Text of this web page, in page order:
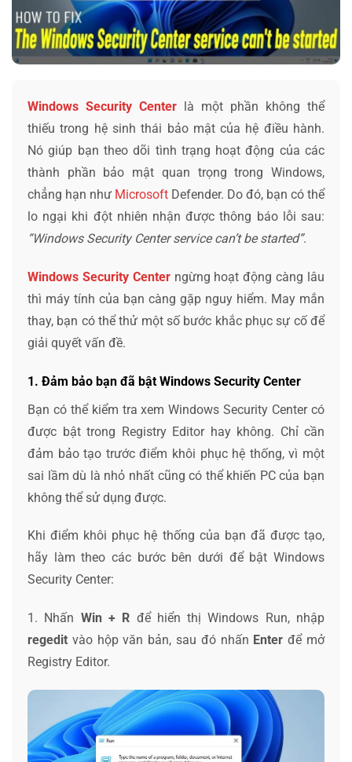
Windows Security Center là một phần không thể
thiếu trong hệ sinh thái bảo mật của hệ điều hành.
Nó giúp bạn theo dõi tình trạng hoạt động của các
thành phần bảo mật quan trọng trong Windows,
chẳng hạn như Microsoft Defender. Do đó, bạn có thể
lo ngại khi đột nhiên nhận được thông báo lỗi sau:
“Windows Security Center service can’t be started”.
Windows Security Centerngừng hoạt động càng lâu
thì máy tính của bạn càng gặp nguy hiểm. May mắn
thay, bạn có thể thử một số bước khắc phục sự cố để
giải quyết vấn đề.
1. Đảm bảo bạn đã bật Windows Security Center
Bạn có thể kiểm tra xem Windows Security Center có
được bật trong Registry Editor hay không. Chỉ cần
đảm bảo tạo trước điểm khôi phục hệ thống, vì một
sai lầm dù là nhỏ nhất cũng có thể khiến PC của bạn
không thể sử dụng được.
Khi điểm khôi phục hệ thống của bạn đã được tạo,
hãy làm theo các bước bên dưới để bật Windows
Security Center:
1. Nhấn Win + R để hiển thị Windows Run, nhập
regedit vào hộp văn bản, sau đó nhấn Enter để mở
Registry Editor.